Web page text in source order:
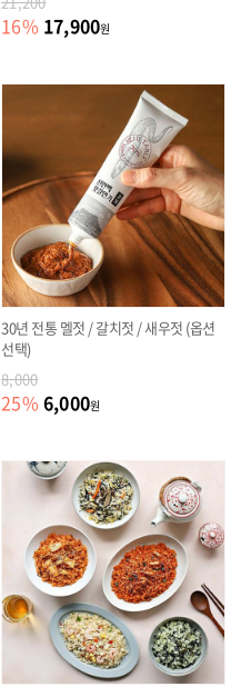
16% 17,900원
30년 전통 멜젓 / 갈치젓 / 새우젓 (옵션
선택)
8,000
25% 6,000원